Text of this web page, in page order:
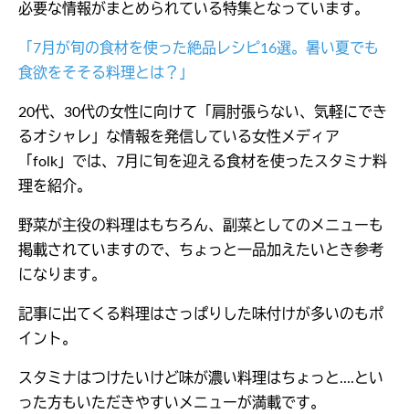
必要な情報がまとめられている特集となっています。
「7月が旬の食材を使った絶品レシピ16選。暑い夏でも
食欲をそそる料理とは？」
20代、30代の女性に向けて「肩肘張らない、気軽にでき
るオシャレ」な情報を発信している女性メディア
「folk」では、7月に旬を迎える食材を使ったスタミナ料
理を紹介。
野菜が主役の料理はもちろん、副菜としてのメニューも
掲載されていますので、ちょっと一品加えたいとき参考
になります。
記事に出てくる料理はさっぱりした味付けが多いのもポ
イント。
スタミナはつけたいけど味が濃い料理はちょっと....とい
った方もいただきやすいメニューが満載です。